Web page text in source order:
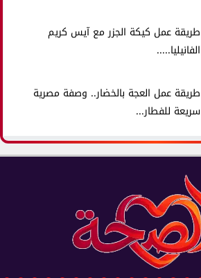
طريقة عمل كيكة الجزر مع آيس كريم
الفانيليا.....
طريقة عمل العجة بالخضار.. وصفة مصرية
سريعة للفطار...